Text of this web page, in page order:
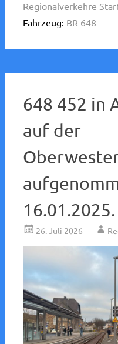
Regionalverkehre
Fahrzeug: BR 648
648 452 in
auf der
16.01.2025.
26. Juli 2026